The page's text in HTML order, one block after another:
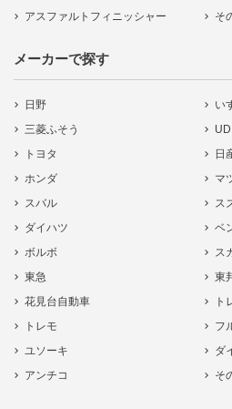
アスファルトフィニッシャー
そ
メーカーで探す
日野
い
三菱ふそう
トヨタ
日
ホンダ
マ
スバル
ス
ダイハツ
ベ
ボルボ
ス
東急
東
花見台自動車
ト
トレモ
フ
ユソーキ
ダ
アンチコ
そ